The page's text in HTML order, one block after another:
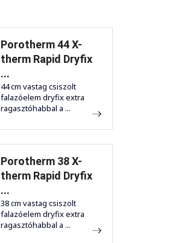
Porotherm 44 X-
therm Rapid Dryfix
...
44 cm vastag csiszolt
falazóelem dryfix extra
ragasztóhabbal a ...
Porotherm 38 X-
therm Rapid Dryfix
...
38 cm vastag csiszolt
falazóelem dryfix extra
ragasztóhabbal a ...